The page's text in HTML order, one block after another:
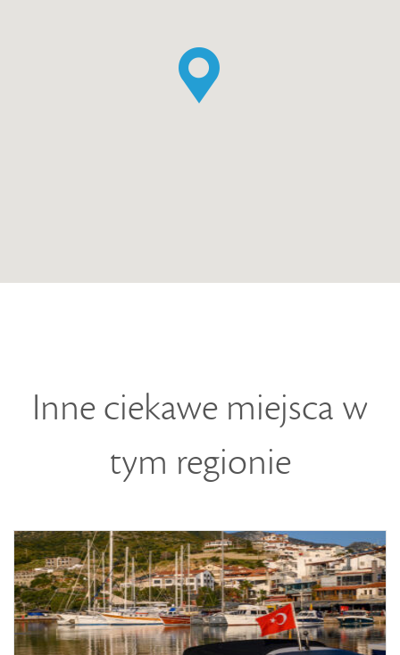
Inne ciekawe miejsca w
tym regionie